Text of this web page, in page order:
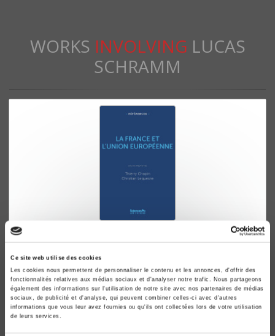
Ce site web utilise des cookies
Les cookies nous permettent de personnaliser le contenu et les annonces, d'offrir des
fonctionnalités relatives aux médias sociaux et d'analyser notre trafic. Nous partageons
également des informations sur l'utilisation de notre site avec nos partenaires de médias
sociaux, de publicité et d'analyse, qui peuvent combiner celles-ci avec d'autres
informations que vous leur avez fournies ou qu'ils ont collectées lors de votre utilisation
de leurs services.
WORKS INVOLVING LUCAS
SCHRAMM
La France et l'Union européenne
Thierry Chopin, Christian Lequesne